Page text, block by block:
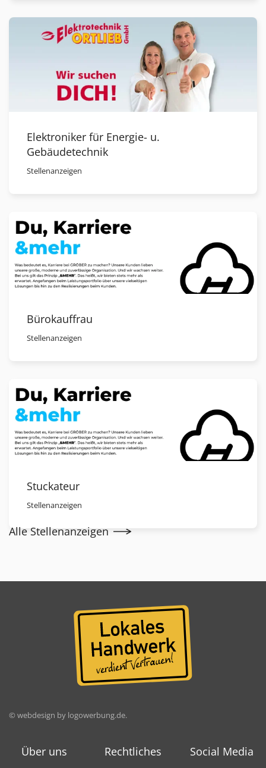
Elektroniker für Energie- u.
Gebäudetechnik
Stellenanzeigen
Bürokauffrau
Stellenanzeigen
Stuckateur
Stellenanzeigen
Alle Stellenanzeigen
© webdesign by logowerbung.de.
Über uns Rechtliches Social Media